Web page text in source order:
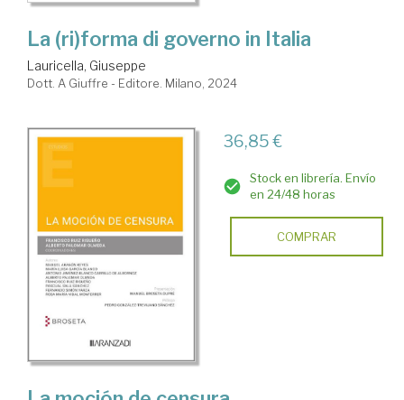
La (ri)forma di governo in Italia
Lauricella, Giuseppe
Dott. A Giuffre - Editore. Milano, 2024
36,85 €
Stock en librería. Envío
en 24/48 horas
COMPRAR